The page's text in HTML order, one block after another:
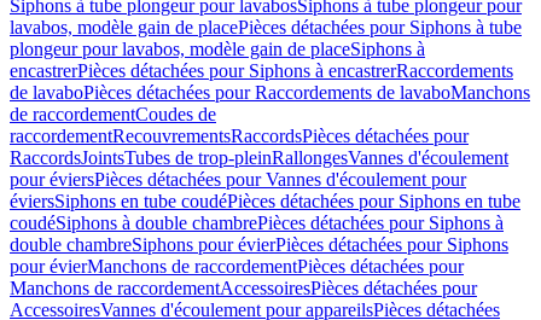
Siphons à tube plongeur pour lavabosSiphons à tube plongeur pour
lavabos, modèle gain de placePièces détachées pour Siphons à tube
plongeur pour lavabos, modèle gain de placeSiphons à
encastrerPièces détachées pour Siphons à encastrerRaccordements
de lavaboPièces détachées pour Raccordements de lavaboManchons
de raccordementCoudes de
raccordementRecouvrementsRaccordsPièces détachées pour
RaccordsJointsTubes de trop-pleinRallongesVannes d'écoulement
pour éviersPièces détachées pour Vannes d'écoulement pour
éviersSiphons en tube coudéPièces détachées pour Siphons en tube
coudéSiphons à double chambrePièces détachées pour Siphons à
double chambreSiphons pour évierPièces détachées pour Siphons
pour évierManchons de raccordementPièces détachées pour
Manchons de raccordementAccessoiresPièces détachées pour
AccessoiresVannes d'écoulement pour appareilsPièces détachées